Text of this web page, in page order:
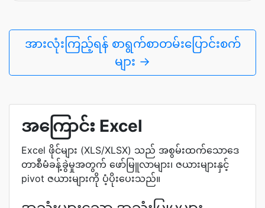
အားလုံးကြည့်ရန် စာရွက်စာတမ်းပြောင်းစက်
များ →
အကြောင်း Excel
Excel ဖိုင်များ (XLS/XLSX) သည် အစွမ်းထက်သောဒေ
တာစီမံခန့်ခွဲမှုအတွက် ဖော်မြူလာများ၊ ဇယားများနှင့်
pivot ဇယားများကို ပံ့ပိုးပေးသည်။